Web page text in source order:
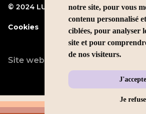
notre site, pour vous
contenu personnalisé
ciblées, pour analyser
site et pour
de nos visiteurs.
J'accepte
Je refuse
© 2024 LUMP Media Mentions
Cookies
Site web conçu par LEOLEO